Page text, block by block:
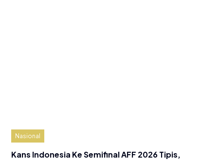
Nasional
Kans Indonesia Ke Semifinal AFF 2026 Tipis,